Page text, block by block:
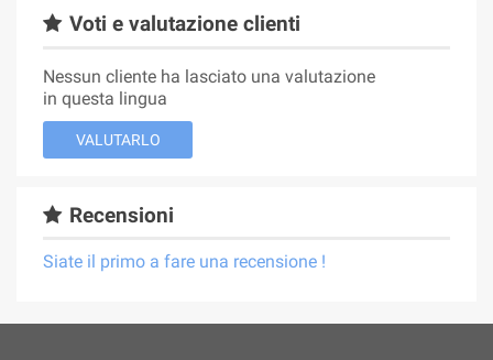
Voti e valutazione clienti
Nessun cliente ha lasciato una valutazione
in questa lingua
VALUTARLO
Recensioni
Siate il primo a fare una recensione !